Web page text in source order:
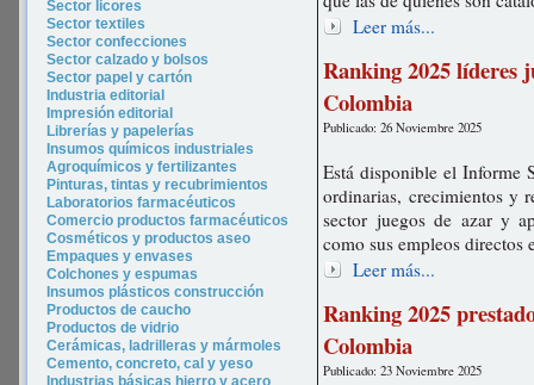
Sector licores
Sector textiles
Sector confecciones
Sector calzado y bolsos
Sector papel y cartón
Industria editorial
Impresión editorial
Librerías y papelerías
Insumos químicos industriales
Agroquímicos y fertilizantes
Pinturas, tintas y recubrimientos
Laboratorios farmacéuticos
Comercio productos farmacéuticos
Cosméticos y productos aseo
Empaques y envases
Colchones y espumas
Insumos plásticos construcción
Productos de caucho
Productos de vidrio
Cerámicas, ladrilleras y mármoles
Cemento, concreto, cal y yeso
Industrias básicas hierro y acero
Leer más...
Ranking 2025 líderes
Colombia
Publicado: 26 Noviembre 2025
Está disponible el Informe
ordinarias, crecimientos y
sector juegos de azar y
como sus empleos directos
Leer más...
Ranking 2025
Colombia
Publicado: 23 Noviembre 2025